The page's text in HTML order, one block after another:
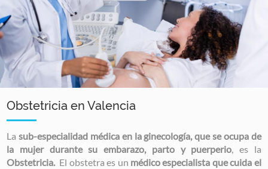
Obstetricia en Valencia
Lasub-especialidad médica en la ginecología, que se ocupa de
la mujer durante su embarazo, parto y puerperio, es la
Obstetricia.El obstetra es un médico especialista que cuida el